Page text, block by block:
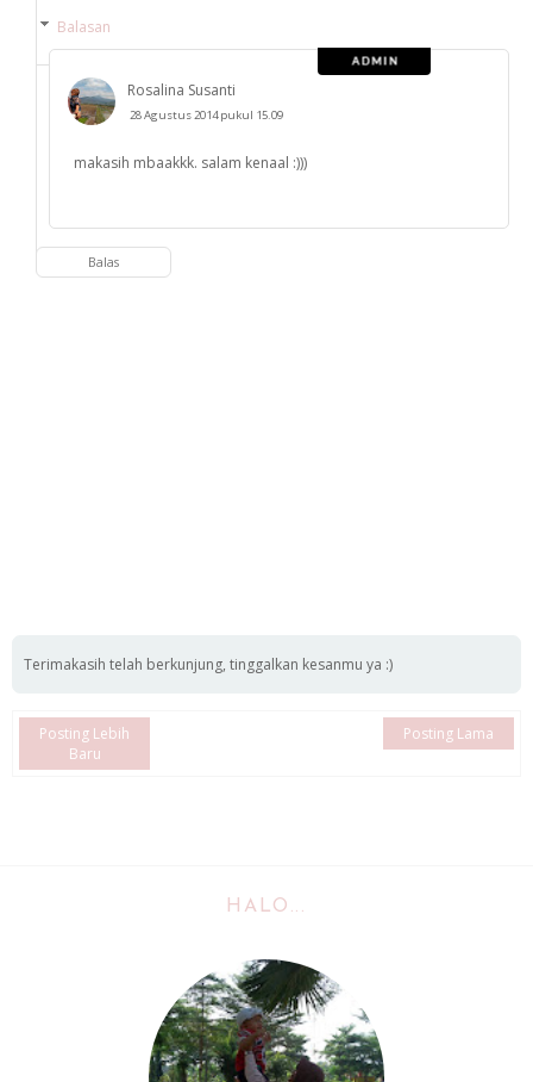
Balasan
Rosalina Susanti
28 Agustus 2014 pukul 15.09
makasih mbaakkk. salam kenaal :)))
Balas
Terimakasih telah berkunjung, tinggalkan kesanmu ya :)
Posting Lebih
Baru
Posting Lama
HALO...